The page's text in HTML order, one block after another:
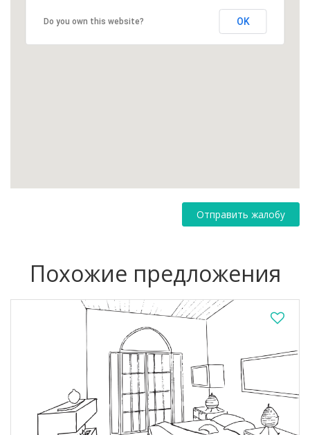
Do you own this website? OK
Отправить жалобу
Похожие предложения